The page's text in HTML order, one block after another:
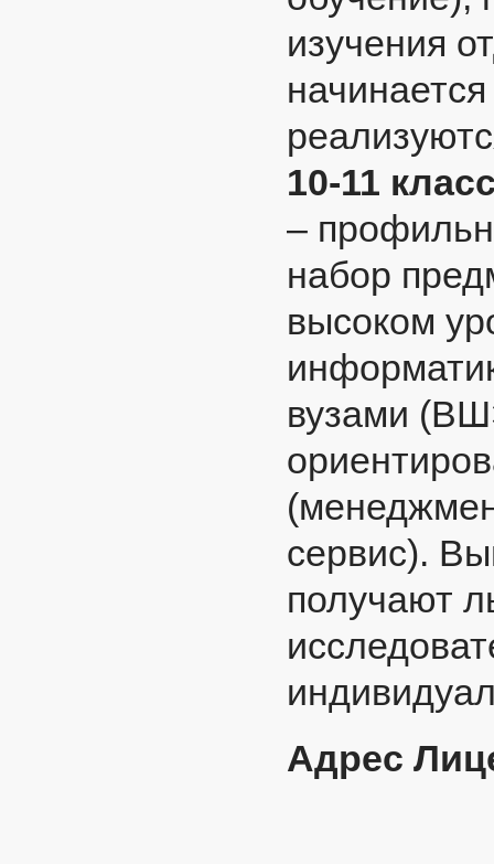
изучения
10-11
–
набор
высоком
вузами
сервис).
получают
Адрес